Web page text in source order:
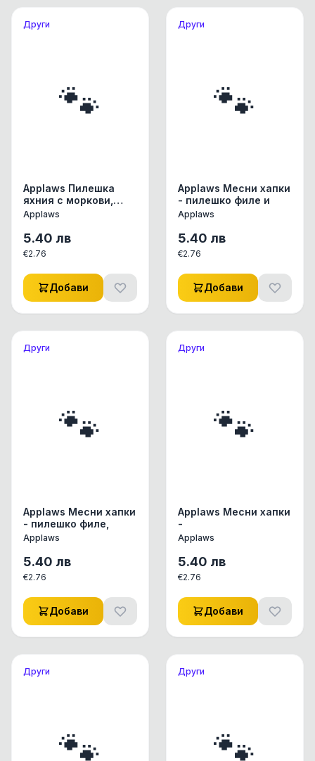
Други
🐾
Applaws Пилешка
яхния с моркови,
фасул и картофи
Applaws
5.40 лв
€2.76
Добави
Други
🐾
Applaws Месни хапки
- пилешко филе и
Applaws
5.40 лв
€2.76
Добави
Други
🐾
Applaws Месни хапки
- пилешко филе,
Applaws
5.40 лв
€2.76
Добави
Други
🐾
Applaws Месни хапки
-
Applaws
5.40 лв
€2.76
Добави
Други
🐾
Други
🐾